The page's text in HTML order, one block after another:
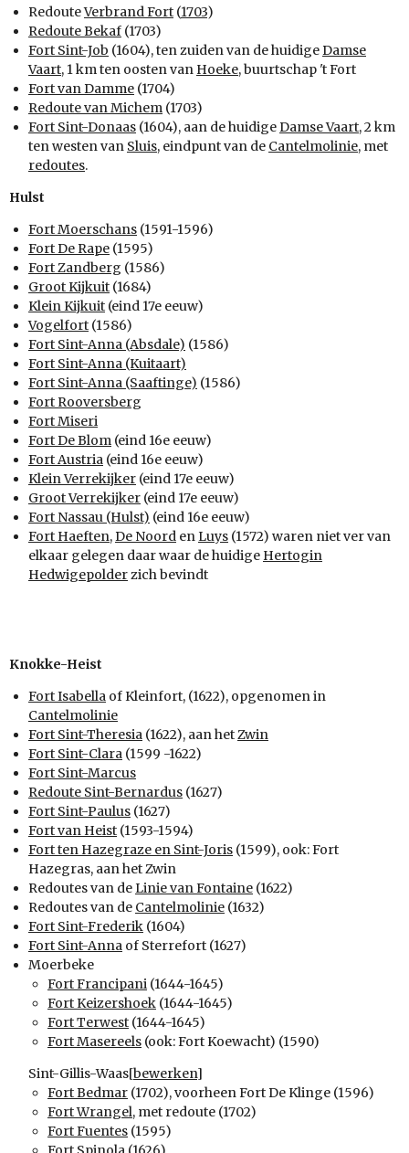
RedouteVerbrand Fort (1703)
Redoute Bekaf (1703)
Fort Sint-Job (1604), ten zuiden van de huidigeDamse
Vaart, 1 km ten oosten van Hoeke, buurtschap 't Fort
Fort van Damme (1704)
Redoute van Michem (1703)
Fort Sint-Donaas (1604), aan de huidigeDamse Vaart, 2 km
ten westen van Sluis, eindpunt van de Cantelmolinie, met
redoutes.
Hulst
Fort Moerschans (1591-1596)
Fort De Rape (1595)
Fort Zandberg (1586)
Groot Kijkuit (1684)
Klein Kijkuit (eind 17e eeuw)
Vogelfort (1586)
Fort Sint-Anna (Absdale) (1586)
Fort Sint-Anna (Kuitaart)
Fort Sint-Anna (Saaftinge) (1586)
Fort Rooversberg
Fort Miseri
Fort De Blom (eind 16e eeuw)
Fort Austria (eind 16e eeuw)
Klein Verrekijker (eind 17e eeuw)
Groot Verrekijker (eind 17e eeuw)
Fort Nassau (Hulst) (eind 16e eeuw)
Fort Haeften,De Noord enLuys (1572) waren niet ver van
elkaar gelegen daar waar de huidige Hertogin
Hedwigepolderzich bevindt
Knokke-Heist
Fort Isabella of Kleinfort, (1622), opgenomen in
Cantelmolinie
Fort Sint-Theresia (1622), aan hetZwin
Fort Sint-Clara (1599 -1622)
Fort Sint-Marcus
Redoute Sint-Bernardus (1627)
Fort Sint-Paulus (1627)
Fort van Heist (1593-1594)
Fort ten Hazegraze en Sint-Joris (1599), ook: Fort
Hazegras, aan het Zwin
Redoutes van deLinie van Fontaine (1622)
Redoutes van de Cantelmolinie (1632)
Fort Sint-Frederik (1604)
Fort Sint-Anna of Sterrefort (1627)
Moerbeke
Fort Francipani (1644-1645)
Fort Keizershoek (1644-1645)
Fort Terwest (1644-1645)
Fort Masereels (ook: Fort Koewacht) (1590)
Sint-Gillis-Waas[bewerken]
Fort Bedmar (1702), voorheen Fort De Klinge (1596)
Fort Wrangel, met redoute (1702)
Fort Fuentes (1595)